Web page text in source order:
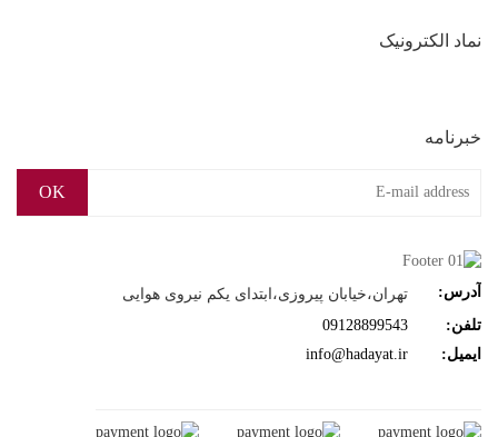
نماد الکترونیک
خبرنامه
OK
آدرس:
تهران،خیابان پیروزی،ابتدای یکم نیروی هوایی
تلفن:
09128899543
ایمیل:
info@hadayat.ir